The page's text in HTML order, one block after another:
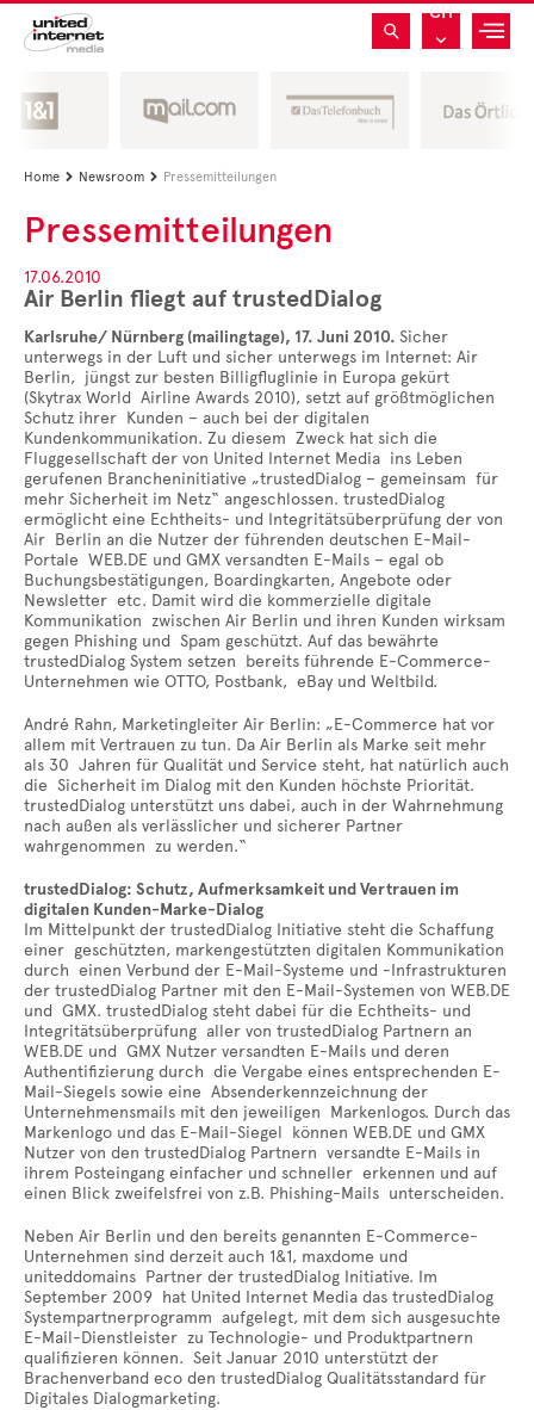
CH
Home  Newsroom  Pressemitteilungen
Pressemitteilungen
17.06.2010
Air Berlin fliegt auf trustedDialog
Karlsruhe/ Nürnberg (mailingtage), 17. Juni 2010. Sicher
unterwegs in der Luft und sicher unterwegs im Internet: Air
Berlin, jüngst zur besten Billigfluglinie in Europa gekürt
(Skytrax World Airline Awards 2010), setzt auf größtmöglichen
Schutz ihrer Kunden – auch bei der digitalen
Kundenkommunikation. Zu diesem Zweck hat sich die
Fluggesellschaft der von United Internet Media ins Leben
gerufenen Brancheninitiative „trustedDialog – gemeinsam für
mehr Sicherheit im Netz“ angeschlossen. trustedDialog
ermöglicht eine Echtheits- und Integritätsüberprüfung der von
Air Berlin an die Nutzer der führenden deutschen E-Mail-
Portale WEB.DE und GMX versandten E-Mails – egal ob
Buchungsbestätigungen, Boardingkarten, Angebote oder
Newsletter etc. Damit wird die kommerzielle digitale
Kommunikation zwischen Air Berlin und ihren Kunden wirksam
gegen Phishing und Spam geschützt. Auf das bewährte
trustedDialog System setzen bereits führende E-Commerce-
Unternehmen wie OTTO, Postbank, eBay und Weltbild.
André Rahn, Marketingleiter Air Berlin: „E-Commerce hat vor
allem mit Vertrauen zu tun. Da Air Berlin als Marke seit mehr
als 30 Jahren für Qualität und Service steht, hat natürlich auch
die Sicherheit im Dialog mit den Kunden höchste Priorität.
trustedDialog unterstützt uns dabei, auch in der Wahrnehmung
nach außen als verlässlicher und sicherer Partner
wahrgenommen zu werden.“
trustedDialog: Schutz, Aufmerksamkeit und Vertrauen im
digitalen Kunden-Marke-Dialog
Im Mittelpunkt der trustedDialog Initiative steht die Schaffung
einer geschützten, markengestützten digitalen Kommunikation
durch einen Verbund der E-Mail-Systeme und -Infrastrukturen
der trustedDialog Partner mit den E-Mail-Systemen von WEB.DE
und GMX. trustedDialog steht dabei für die Echtheits- und
Integritätsüberprüfung aller von trustedDialog Partnern an
WEB.DE und GMX Nutzer versandten E-Mails und deren
Authentifizierung durch die Vergabe eines entsprechenden E-
Mail-Siegels sowie eine Absenderkennzeichnung der
Unternehmensmails mit den jeweiligen Markenlogos. Durch das
Markenlogo und das E-Mail-Siegel können WEB.DE und GMX
Nutzer von den trustedDialog Partnern versandte E-Mails in
ihrem Posteingang einfacher und schneller erkennen und auf
einen Blick zweifelsfrei von z.B. Phishing-Mails unterscheiden.
Neben Air Berlin und den bereits genannten E-Commerce-
Unternehmen sind derzeit auch 1&1, maxdome und
uniteddomains Partner der trustedDialog Initiative. Im
September 2009 hat United Internet Media das trustedDialog
Systempartnerprogramm aufgelegt, mit dem sich ausgesuchte
E-Mail-Dienstleister zu Technologie- und Produktpartnern
qualifizieren können. Seit Januar 2010 unterstützt der
Brachenverband eco den trustedDialog Qualitätsstandard für
Digitales Dialogmarketing.